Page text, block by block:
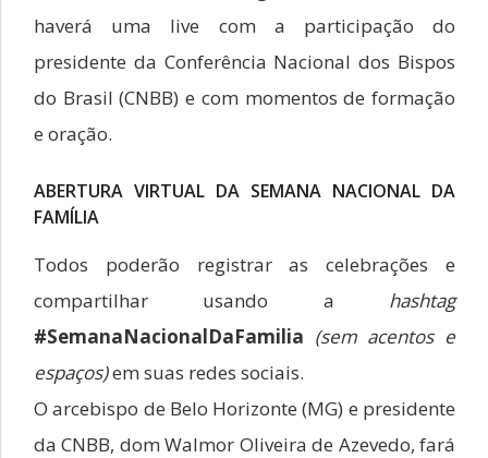
haverá uma live com a participação do
presidente da Conferência Nacional dos Bispos
do Brasil (CNBB) e com momentos de formação
e oração.
ABERTURA VIRTUAL DA SEMANA NACIONAL DA
FAMÍLIA
Todos poderão registrar as celebrações e
compartilhar usando a hashtag
#SemanaNacionalDaFamilia (sem acentos e
espaços)em suas redes sociais.
O arcebispo de Belo Horizonte (MG) e presidente
da CNBB, dom Walmor Oliveira de Azevedo, fará